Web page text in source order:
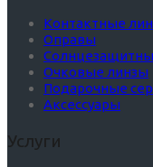
Контактные
Оправы
Очковые линзы
Подарочные
Аксессуары
Услуги